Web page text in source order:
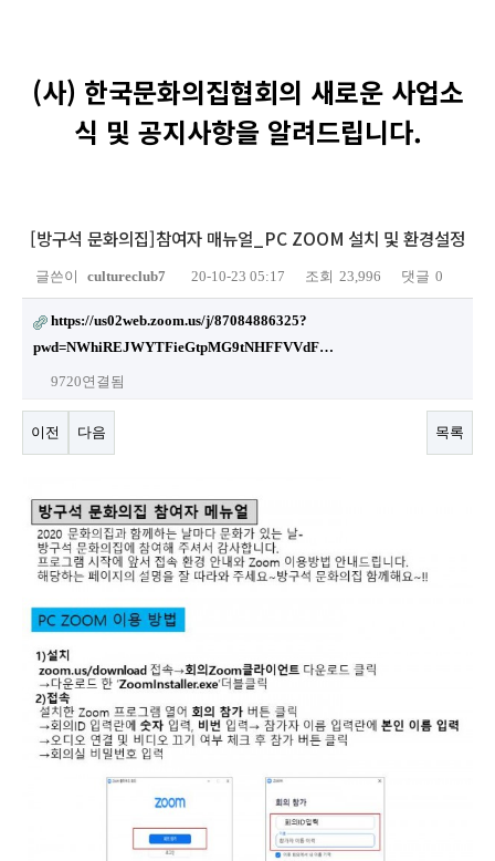
(사) 한국문화의집협회의 새로운 사업소
식 및 공지사항을 알려드립니다.
[방구석 문화의집]참여자 매뉴얼_PC ZOOM 설치 및 환경설정
글쓴이 cultureclub7 20-10-23 05:17 조회 23,996 댓글 0
https://us02web.zoom.us/j/87084886325?
pwd=NWhiREJWYTFieGtpMG9tNHFFVVdF…
9720연결됨
이전 다음 목록